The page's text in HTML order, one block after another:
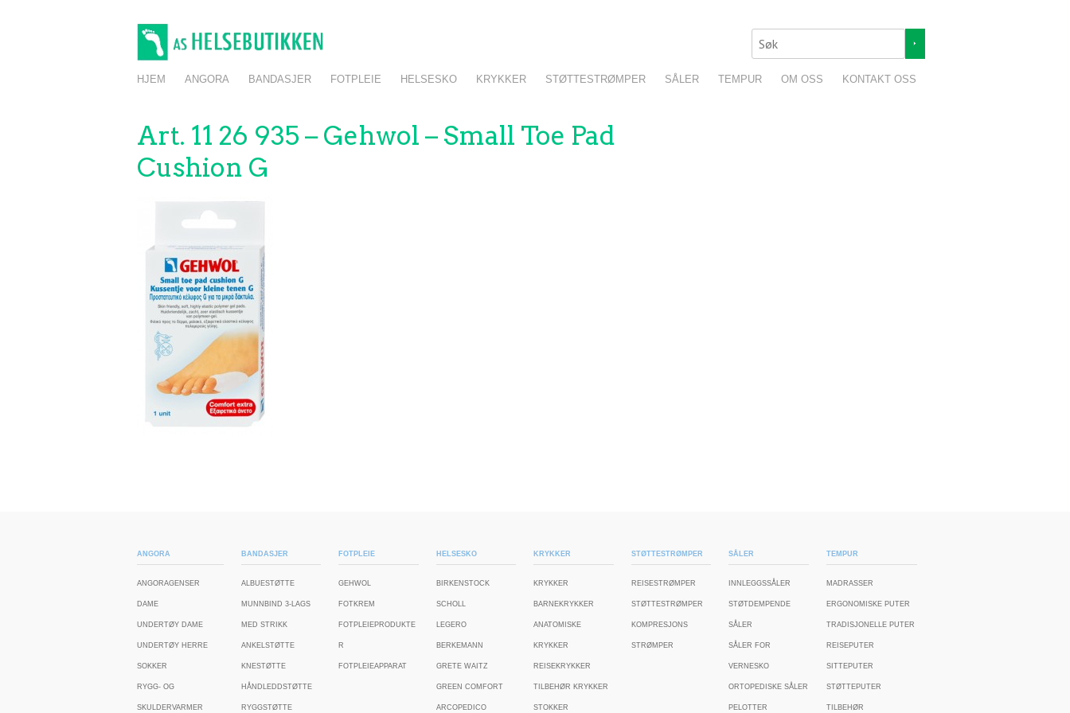
Menu
Skip to content
HJEM ANGORA BANDASJER FOTPLEIE HELSESKO KRYKKER STØTTESTRØMPER SÅLER TEMPUR OM OSS KONTAKT OSS
Art. 11 26 935 – Gehwol – Small Toe Pad
Cushion G
ANGORA
ANGORAGENSER
DAME
UNDERTØY DAME
UNDERTØY HERRE
SOKKER
RYGG- OG
SKULDERVARMER
BANDASJER
ALBUESTØTTE
MUNNBIND 3-LAGS
MED STRIKK
ANKELSTØTTE
KNESTØTTE
HÅNDLEDDSTØTTE
RYGGSTØTTE
FOTPLEIE
GEHWOL
FOTKREM
FOTPLEIEPRODUKTE
R
FOTPLEIEAPPARAT
HELSESKO
BIRKENSTOCK
SCHOLL
LEGERO
BERKEMANN
GRETE WAITZ
GREEN COMFORT
ARCOPEDICO
KRYKKER
KRYKKER
BARNEKRYKKER
ANATOMISKE
KRYKKER
REISEKRYKKER
TILBEHØR KRYKKER
STOKKER
STØTTESTRØMPER
REISESTRØMPER
STØTTESTRØMPER
KOMPRESJONS
STRØMPER
SÅLER
INNLEGGSSÅLER
STØTDEMPENDE
SÅLER
SÅLER FOR
VERNESKO
ORTOPEDISKE SÅLER
PELOTTER
TEMPUR
MADRASSER
ERGONOMISKE PUTER
TRADISJONELLE PUTER
REISEPUTER
SITTEPUTER
STØTTEPUTER
TILBEHØR